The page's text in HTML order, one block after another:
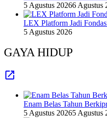
5 Agustus 20266 Agustus
LEX Platform Jadi
5 Agustus 2026
GAYA HIDUP
Enam Belas Tahun
5 Agustus 20265 Agustus